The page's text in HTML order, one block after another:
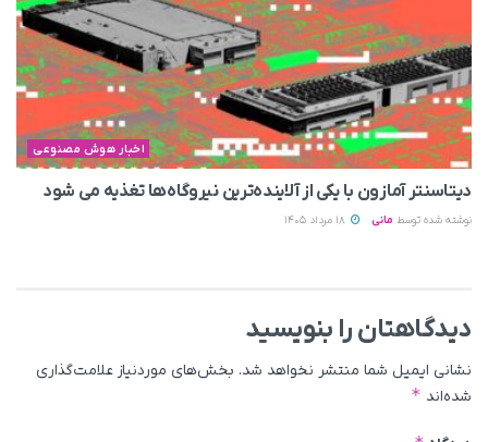
اخبار هوش مصنوعی
دیتاسنتر آمازون با یکی از آلاینده‌ترین نیروگاه‌ها تغذیه می‌ شود
نوشته شده توسط مانی
دیدگاهتان را بنویسید
نشانی ایمیل شما منتشر نخواهد شد. بخش‌های موردنیاز علامت‌گذاری
شده‌اند *